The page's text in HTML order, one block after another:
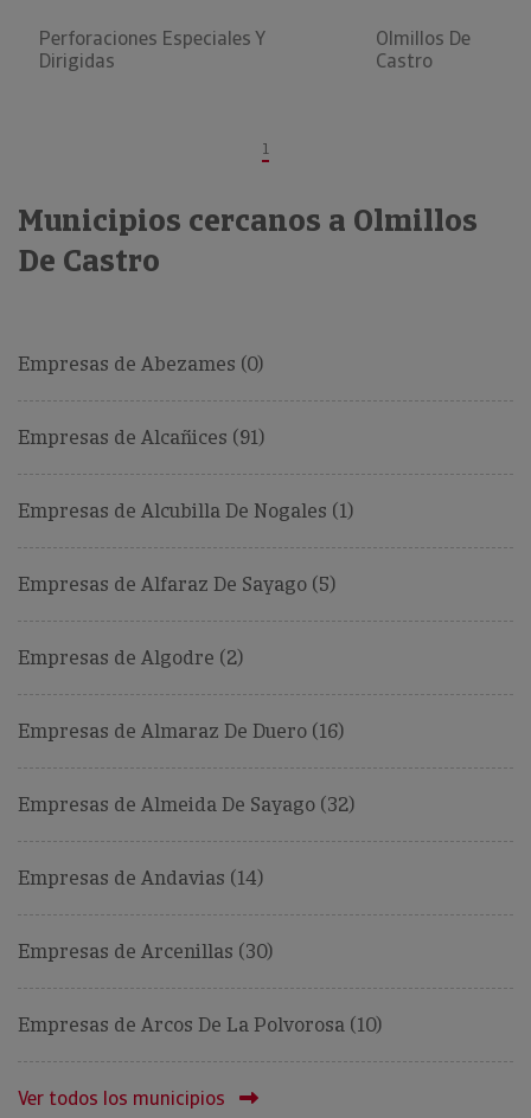
Perforaciones Especiales Y
Dirigidas
Olmillos De
Castro
1
Municipios cercanos a Olmillos
De Castro
Empresas de Abezames (0)
Empresas de Alcañices (91)
Empresas de Alcubilla De Nogales (1)
Empresas de Alfaraz De Sayago (5)
Empresas de Algodre (2)
Empresas de Almaraz De Duero (16)
Empresas de Almeida De Sayago (32)
Empresas de Andavias (14)
Empresas de Arcenillas (30)
Empresas de Arcos De La Polvorosa (10)
Ver todos los municipios